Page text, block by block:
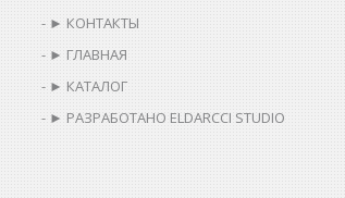
► КОНТАКТЫ
► ГЛАВНАЯ
► КАТАЛОГ
► РАЗРАБОТАНО ELDARCCI STUDIO